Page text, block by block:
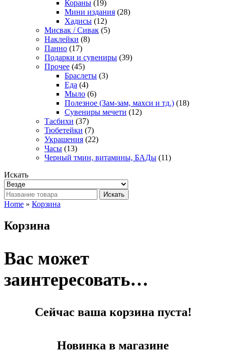
Кораны (19)
Мини издания (28)
Хадисы (12)
Мисвак / Сивак (5)
Наклейки (8)
Панно (17)
Подарки и сувениры (39)
Прочее (45)
Браслеты (3)
Еда (4)
Мыло (6)
Полезное (Зам-зам, махси и тд.) (18)
Сувениры мечети (12)
Тасбихи (37)
Тюбетейки (7)
Украшения (22)
Часы (13)
Черный тмин, витамины, БАДы (11)
Искать
Искать
Home » Корзина
Корзина
Вас может
заинтересовать…
Сейчас ваша корзина пуста!
Новинка в магазине